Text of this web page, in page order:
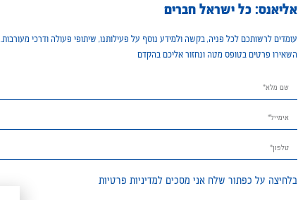
אליאנס: כל ישראל חברים
עומדים לרשותכם לכל פניה, בקשה ולמידע נוסף על פעילותנו, שיתופי פעולה ודרכי מעורבות.
השאירו פרטים בטופס מטה ונחזור אליכם בהקדם
בלחיצה על כפתור שלח אני מסכים למדיניות פרטיות